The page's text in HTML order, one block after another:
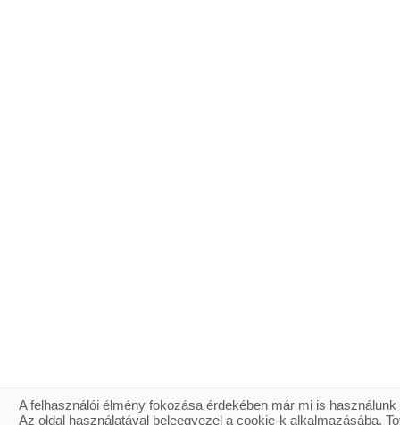
A felhasználói élmény fokozása érdekében már mi is
Az oldal használatával beleegyezel a cookie-k alkalmazásába.